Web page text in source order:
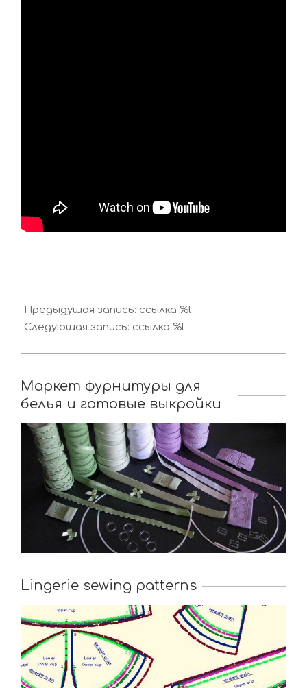
06-
25
Предыдущая запись: ссылка %l
Следующая запись: ссылка %l
Маркет фурнитуры для
белья и готовые выкройки
Lingerie sewing patterns